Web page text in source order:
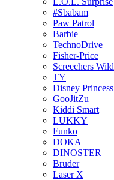
#Sbabam
Paw Patrol
Barbie
TechnoDrive
Fisher-Price
Screechers Wild
TY
Disney Princess
GooJitZu
Kiddi Smart
LUKKY
Funko
DOKA
DINOSTER
Bruder
Laser X